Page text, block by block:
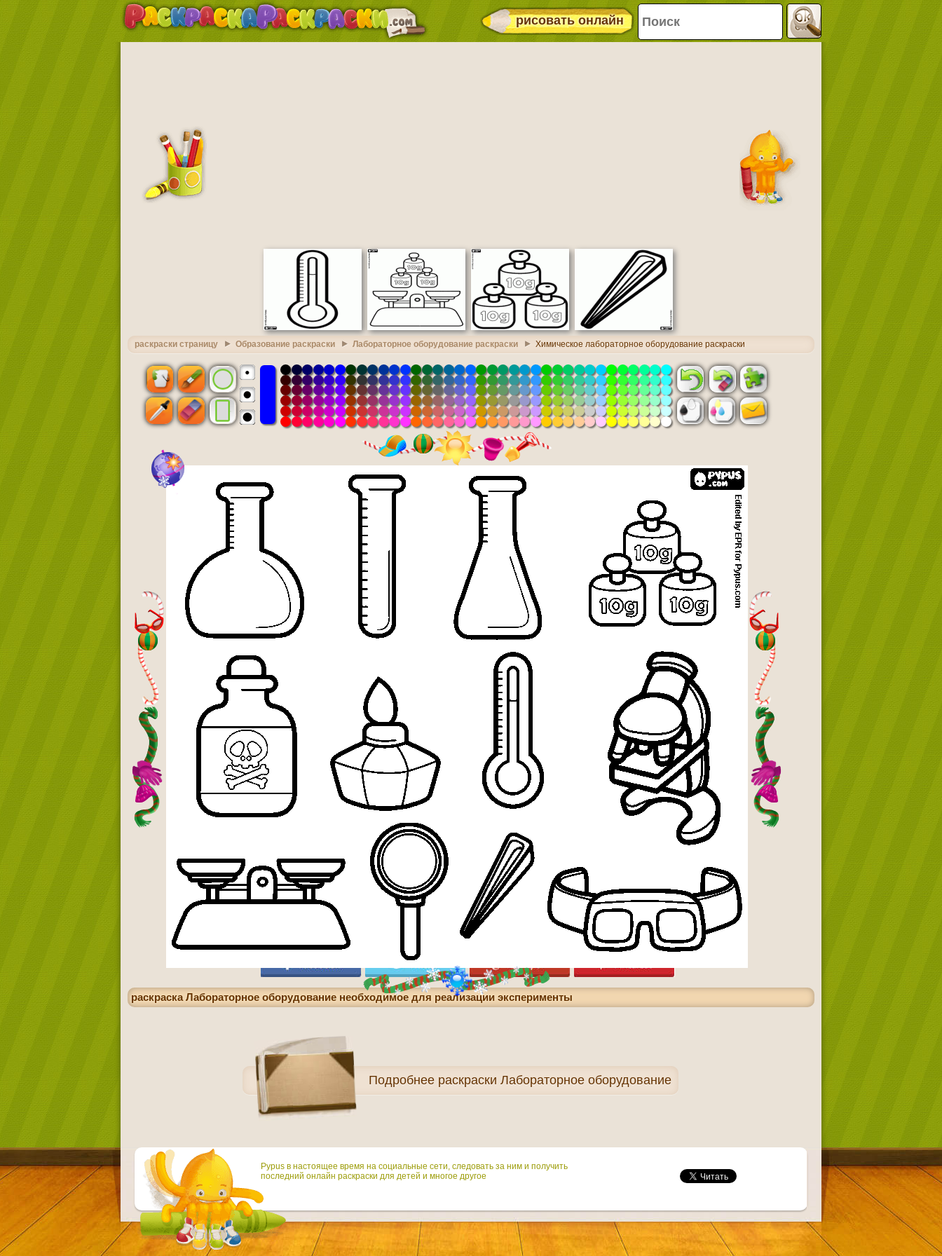
рисовать онлайн
раскраски страницу Образование раскраски Лабораторное оборудование раскраски Химическое лабораторное оборудование раскраски
раскраска Лабораторное оборудование необходимое для реализации эксперименты
Подробнее раскраски Лабораторное оборудование
Pypus в настоящее время на социальные сети, следовать за ним и получить
последний онлайн раскраски для детей и многое другое